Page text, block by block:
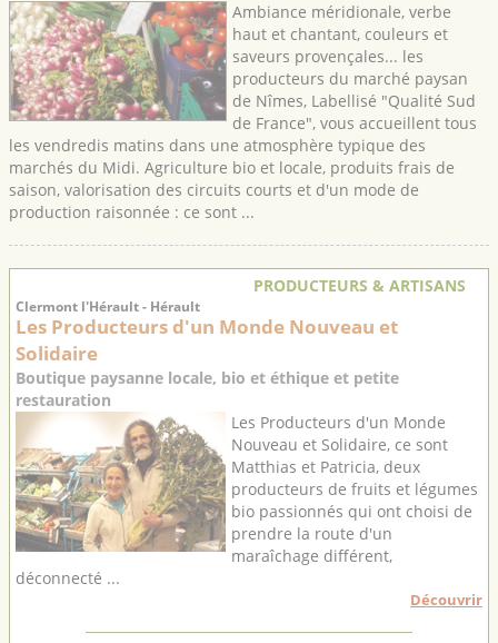
Ambiance méridionale, verbe
haut et chantant, couleurs et
saveurs provençales... les
producteurs du marché paysan
de Nîmes, Labellisé "Qualité Sud
de France", vous accueillent tous
les vendredis matins dans une atmosphère typique des
marchés du Midi. Agriculture bio et locale, produits frais de
saison, valorisation des circuits courts et d'un mode de
production raisonnée : ce sont ...
PRODUCTEURS & ARTISANS
Clermont l'Hérault - Hérault
Les Producteurs d'un Monde Nouveau et
Solidaire
Boutique paysanne locale, bio et éthique et petite
restauration
Les Producteurs d'un Monde
Nouveau et Solidaire, ce sont
Matthias et Patricia, deux
producteurs de fruits et légumes
bio passionnés qui ont choisi de
prendre la route d'un
maraîchage différent,
déconnecté ...
Découvrir